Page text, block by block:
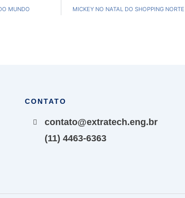
MUNDO MICKEY NO NATAL DO SHOPPING NORTE
CONTATO
contato@extratech.eng.br
(11) 4463-6363